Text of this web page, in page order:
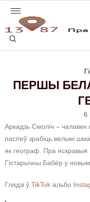
ПЕРШЫ
6
Аркадзь Смоліч – чалавек
паспеў зрабіць вельмі
як географ. Пра
Гістарычны Бабёр у новым
Глядзі ў TikTok альбо